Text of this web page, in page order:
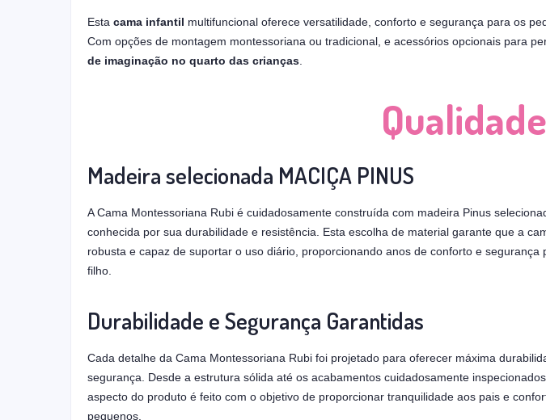
Esta cama infantil multifuncional oferece versatilidade, conforto e segurança para os
Com opções de montagem montessoriana ou tradicional, e acessórios opcionais para
de imaginação no quarto das crianças
Madeira selecionada MACIÇA PINUS
A Cama Montessoriana Rubi é cuidadosamente construída com madeira Pinus
conhecida por sua durabilidade e resistência. Esta escolha de material garante que a
robusta e capaz de suportar o uso diário, proporcionando anos de conforto e segurança
filho.
Durabilidade e Segurança Garantidas
Cada detalhe da Cama Montessoriana Rubi foi projetado para oferecer máxima
segurança. Desde a estrutura sólida até os acabamentos cuidadosamente
aspecto do produto é feito com o objetivo de proporcionar tranquilidade aos pais e
pequenos.